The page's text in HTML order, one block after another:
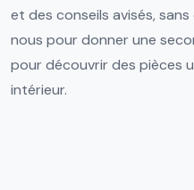
et des conseils avisés,
nous pour donner une
pour découvrir des pièces
intérieur.